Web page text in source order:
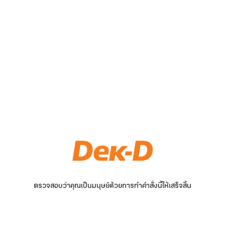
ตรวจสอบว่าคุณเป็นมนุษย์ด้วยการทำคำสั่งนี้ให้เสร็จสิ้น